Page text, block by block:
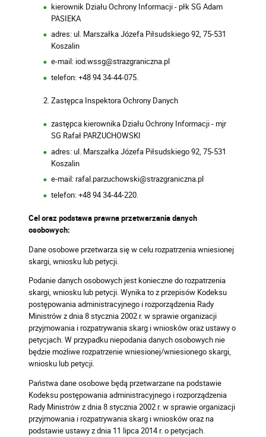
kierownik Działu Ochrony Informacji-płk SG Adam
PASIEKA
adres: ul. Marszałka Józefa Piłsudskiego 92, 75-531
Koszalin
e-mail: iod.wssg@strazgraniczna.pl
telefon: +48 94 34-44-075.
Zastępca Inspektora Ochrony Danych
zastępca kierownika Działu Ochrony Informacji-mjr
SG Rafał PARZUCHOWSKI
adres: ul. Marszałka Józefa Piłsudskiego 92, 75-531
Koszalin
e-mail: rafal.parzuchowski@strazgraniczna.pl
telefon: +48 94 34-44-220.
Cel oraz podstawa prawna przetwarzania danych
osobowych:
Dane osobowe przetwarza się w celu rozpatrzenia wniesionej
skargi, wniosku lub petycji.
Podanie danych osobowych jest konieczne do rozpatrzenia
skargi, wniosku lub petycji. Wynika to z przepisów Kodeksu
postępowania administracyjnego i rozporządzenia Rady
Ministrów z dnia 8 stycznia 2002 r. w sprawie organizacji
przyjmowania i rozpatrywania skarg i wniosków oraz ustawy o
petycjach. W przypadku niepodania danych osobowych nie
będzie możliwe rozpatrzenie wniesionej/wniesionego skargi,
wniosku lub petycji.
Państwa dane osobowe będą przetwarzane na podstawie
Kodeksu postępowania administracyjnego i rozporządzenia
Rady Ministrów z dnia 8 stycznia 2002 r. w sprawie organizacji
przyjmowania i rozpatrywania skarg i wniosków oraz na
podstawie ustawy z dnia 11 lipca 2014 r. o petycjach.